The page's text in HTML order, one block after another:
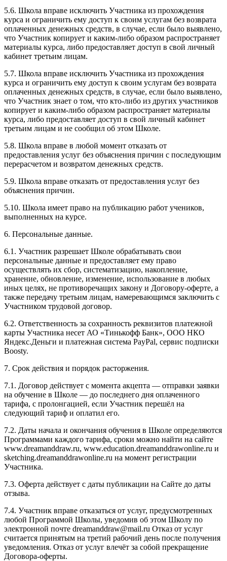
5.6. Школа вправе исключить Участника из прохождения
курса и ограничить ему доступ к своим услугам без возврата
оплаченных денежных средств, в случае, если было выявлено,
что Участник копирует и каким-либо образом распространяет
материалы курса, либо предоставляет доступ в свой личный
кабинет третьим лицам.
5.7. Школа вправе исключить Участника из прохождения
курса и ограничить ему доступ к своим услугам без возврата
оплаченных денежных средств, в случае, если было выявлено,
что Участник знает о том, что кто-либо из других участников
копирует и каким-либо образом распространяет материалы
курса, либо предоставляет доступ в свой личный кабинет
третьим лицам и не сообщил об этом Школе.
5.8. Школа вправе в любой момент отказать от
предоставления услуг без объяснения причин с последующим
перерасчетом и возвратом денежных средств.
5.9. Школа вправе отказать от предоставления услуг без
объяснения причин.
5.10. Школа имеет право на публикацию работ учеников,
выполненных на курсе.
6. Персональные данные.
6.1. Участник разрешает Школе обрабатывать свои
персональные данные и предоставляет ему право
осуществлять их сбор, систематизацию, накопление,
хранение, обновление, изменение, использование в любых
иных целях, не противоречащих закону и Договору-оферте, а
также передачу третьим лицам, намеревающимся заключить с
Участником трудовой договор.
6.2. Ответственность за сохранность реквизитов платежной
карты Участника несет АО «Тинькофф Банк», ООО НКО
Яндекс.Деньги и платежная система PayPal, сервис подписки
Boosty.
7. Срок действия и порядок расторжения.
7.1. Договор действует с момента акцепта — отправки заявки
на обучение в Школе — до последнего дня оплаченного
тарифа, с пролонгацией, если Участник перешёл на
следующий тариф и оплатил его.
7.2. Даты начала и окончания обучения в Школе определяются
Программами каждого тарифа, сроки можно найти на сайте
www.dreamanddraw.ru, www.education.dreamanddrawonline.ru и
sketching.dreamanddrawonline.ru на момент регистрации
Участника.
7.3. Оферта действует с даты публикации на Сайте до даты
отзыва.
7.4. Участник вправе отказаться от услуг, предусмотренных
любой Программой Школы, уведомив об этом Школу по
электронной почте dreamanddraw@mail.ru Отказ от услуг
считается принятым на третий рабочий день после получения
уведомления. Отказ от услуг влечёт за собой прекращение
Договора-оферты.